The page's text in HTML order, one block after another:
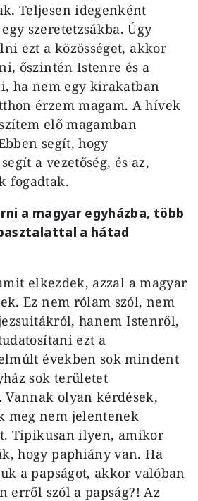
Teljesen idegenként
szeretetzsákba. Úgy
ezt a közösséget, akkor
őszintén Istenre és a
ha nem egy kirakatban
érzem magam. A hívek
elő magamban
segít, hogy
a vezetőség, és az,
fogadtak.
a magyar egyházba, több
a hátad
elkezdek, azzal a magyar
Ez nem rólam szól, nem
hanem Istenről,
ezt a
években sok mindent
sok területet
Vannak olyan kérdések,
meg nem jelentenek
Tipikusan ilyen, amikor
hogy paphiány van. Ha
a papságot, akkor valóban
erről szól a papság?! Az